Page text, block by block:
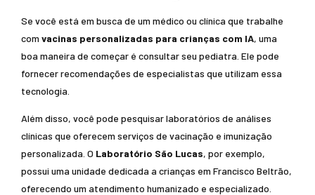
Se você está em busca de um médico ou clínica que trabalhe
com vacinas personalizadas para crianças com IA, uma
boa maneira de começar é consultar seu pediatra. Ele pode
fornecer recomendações de especialistas que utilizam essa
tecnologia.
Além disso, você pode pesquisar laboratórios de análises
clínicas que oferecem serviços de vacinação e imunização
personalizada. O Laboratório São Lucas, por exemplo,
possui uma unidade dedicada a crianças em Francisco Beltrão,
oferecendo um atendimento humanizado e especializado.